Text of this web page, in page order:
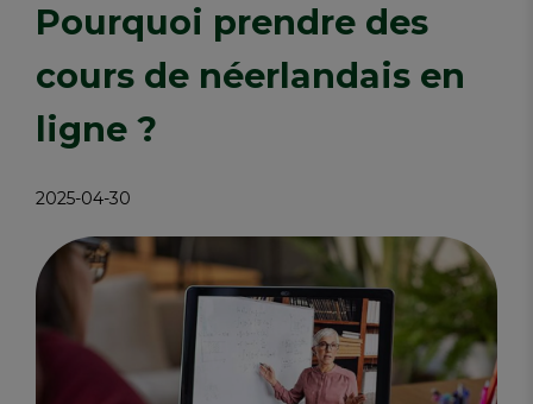
Pourquoi prendre des
cours de néerlandais en
ligne ?
2025-04-30